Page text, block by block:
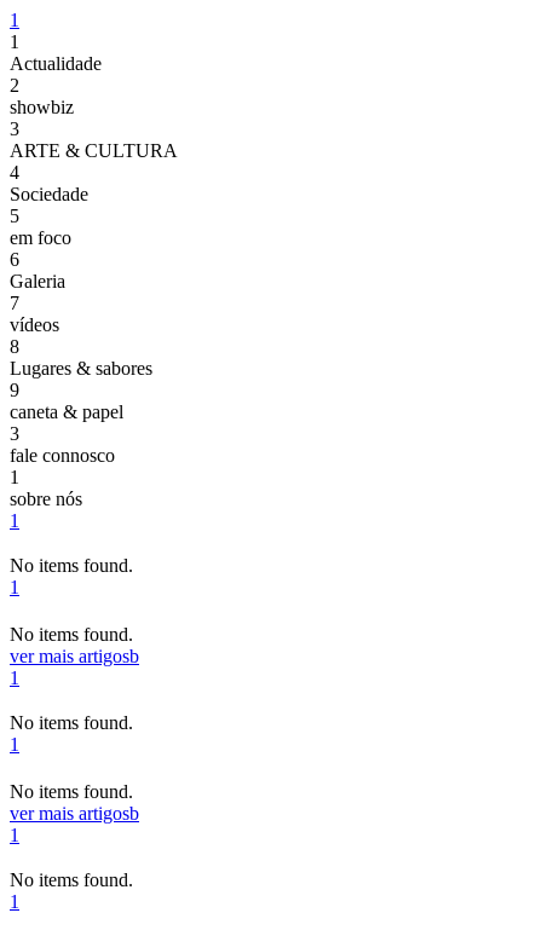
1
1
Actualidade
2
showbiz
3
ARTE & CULTURA
4
Sociedade
5
em foco
6
Galeria
7
vídeos
8
Lugares & sabores
9
caneta & papel
3
fale connosco
1
sobre nós
1
No items found.
1
No items found.
ver mais artigosb
1
No items found.
1
No items found.
ver mais artigosb
1
No items found.
1